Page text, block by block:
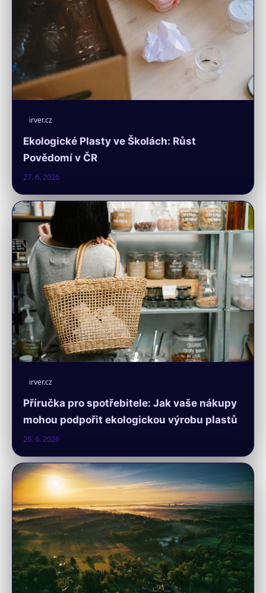
irver.cz
Ekologické Plasty ve Školách: Růst
Povědomí v ČR
27. 6. 2026
irver.cz
Příručka pro spotřebitele: Jak vaše nákupy
mohou podpořit ekologickou výrobu plastů
26. 6. 2026